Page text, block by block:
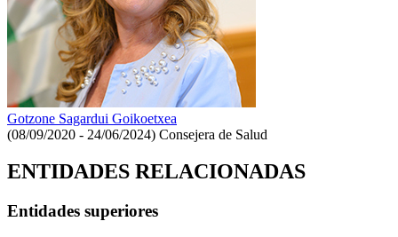
Gotzone Sagardui Goikoetxea
(08/09/2020 - 24/06/2024) Consejera de Salud
ENTIDADES RELACIONADAS
Entidades superiores